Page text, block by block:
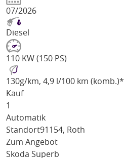
07/2026
Diesel
110 KW (150 PS)
130g/km, 4,9 l/100 km (komb.)*
Kauf
1
Automatik
Standort91154, Roth
Zum Angebot
Skoda Superb